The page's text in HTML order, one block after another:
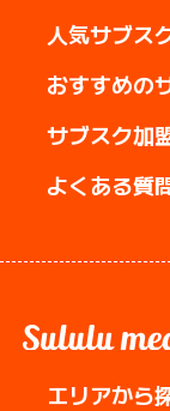
人気サブス
おすすめの
サブスク加
よくある質
エリアから